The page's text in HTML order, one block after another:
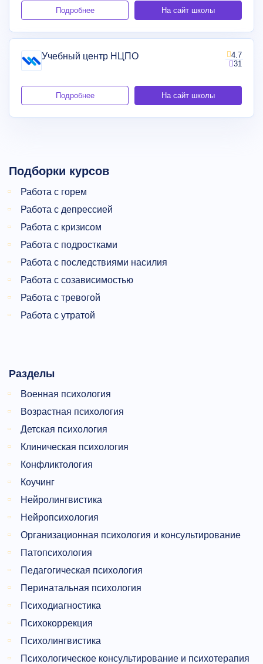
Подробнее На сайт школы
Учебный центр НЦПО
4.7
31
Подробнее На сайт школы
Подборки курсов
Работа с горем
Работа с депрессией
Работа с кризисом
Работа с подростками
Работа с последствиями насилия
Работа с созависимостью
Работа с тревогой
Работа с утратой
Разделы
Военная психология
Возрастная психология
Детская психология
Клиническая психология
Конфликтология
Коучинг
Нейролингвистика
Нейропсихология
Организационная психология и консультирование
Патопсихология
Педагогическая психология
Перинатальная психология
Психодиагностика
Психокоррекция
Психолингвистика
Психологическое консультирование и психотерапия